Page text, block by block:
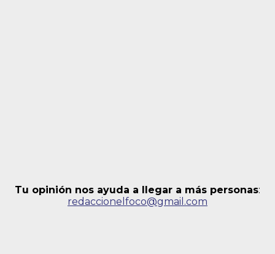
Tu opinión nos ayuda a llegar a más personas:
redaccionelfoco@gmail.com